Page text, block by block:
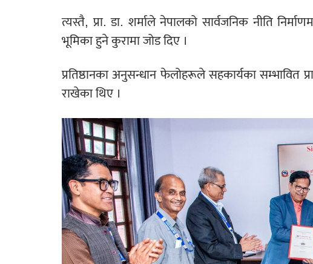
त्यस्तै, प्रा. डा. शर्माले नेपालको सार्वजनिक नीति
भूमिका हुने कुरामा जोड दिए ।
प्रतिष्ठानका अनुसन्धान फेलोहरूले सहकार्यका सम्भावित
राखेका थिए ।